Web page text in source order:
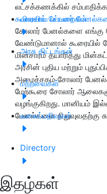
விவசாய பட்டறைகள்
அரசு திட்டங்கள்
மற்றவைகள்
வலைப்பதிவுகள்
Directory
இதழ்கள்
லட்சக்கணக்கில்
கூரையில் சோலார்
சோலார் பேனல்களை எங்கு
வேண்டுமானால் கூரையில்
மின்சாரம் தயாரித்து
அரசின் புதிய மற்றும்
அமைச்சகம் சோலார்
மேற்கூரை சோலார்
வழங்குகிறது. மானியம்
பேனல்களை நிறுவுவதற்கு